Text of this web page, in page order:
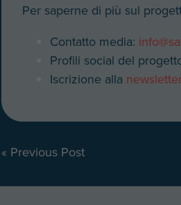
Per saperne di più sul
Contatto media:
Profili social del
Iscrizione alla
Navigazione
articoli
« Previous Post